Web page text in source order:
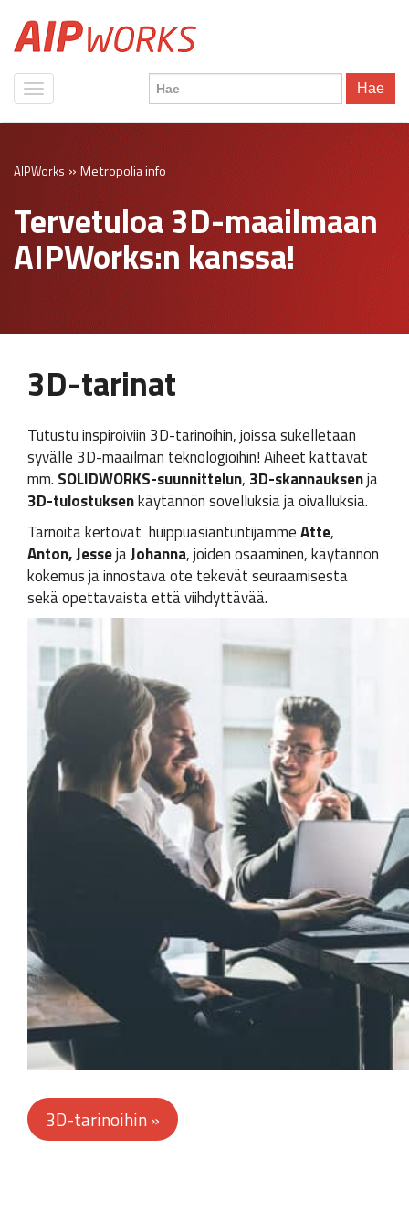
Hae
AIPWorks » Metropolia info
Tervetuloa 3D-maailmaan
AIPWorks:n kanssa!
3D-tarinat
Tutustu inspiroiviin 3D-tarinoihin, joissa sukelletaan
syvälle 3D-maailman teknologioihin! Aiheet kattavat
mm. SOLIDWORKS-suunnittelun, 3D-skannauksenja
3D-tulostuksenkäytännön sovelluksia ja oivalluksia.
Tarnoita kertovat huippuasiantuntijammeAtte,
Anton,JessejaJohanna, joiden osaaminen, käytännön
kokemus ja innostava ote tekevät seuraamisesta
sekä opettavaista että viihdyttävää.